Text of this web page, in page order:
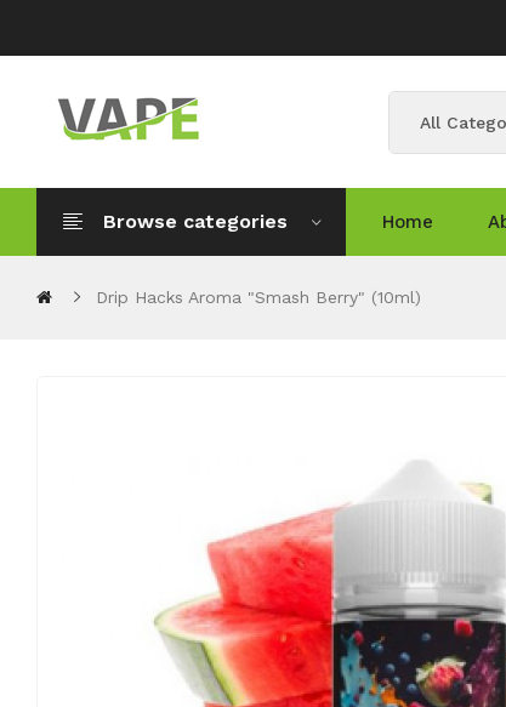
All
Browse categories Home
Drip Hacks Aroma "Smash Berry" (10ml)